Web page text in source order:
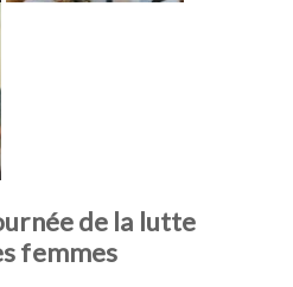
de la lutte
femmes